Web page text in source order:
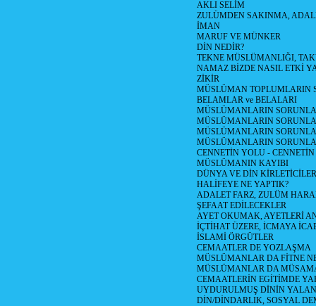
AKLI SELİM
ZULÜMDEN SAKINMA,
İMAN
MARUF VE MÜNKER
DİN NEDİR?
TEKNE MÜSLÜMANLIĞI,
NAMAZ BİZDE NASIL ETKİ
ZİKİR
MÜSLÜMAN TOPLUMLARIN
BELAMLAR ve BELALARI
MÜSLÜMANLARIN
MÜSLÜMANLARIN
MÜSLÜMANLARIN
MÜSLÜMANLARIN
CENNETİN YOLU -
MÜSLÜMANIN KAYIBI
DÜNYA VE DİN
HALİFEYE NE YAPTIK?
ADALET FARZ, ZULÜM
ŞEFAAT EDİLECEKLER
AYET OKUMAK, AYETLERİ
İÇTİHAT ÜZERE, İCMAYA
İSLAMİ ÖRGÜTLER
CEMAATLER DE YOZLAŞMA
MÜSLÜMANLAR DA FİTNE
MÜSLÜMANLAR DA
CEMAATLERİN EGİTİMDE
UYDURULMUŞ DİNİN
DİN/DİNDARLIK, SOSYAL